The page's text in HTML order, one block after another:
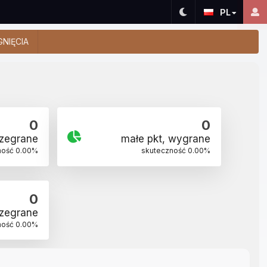
PL
0
0.00%
0
małe pkt, wygrane
skuteczność 0.00%
0
0.00%